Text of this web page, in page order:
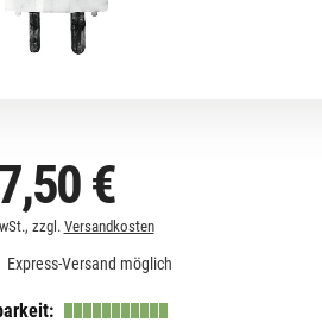
€
zzgl. Versandkosten
Express-Versand möglich